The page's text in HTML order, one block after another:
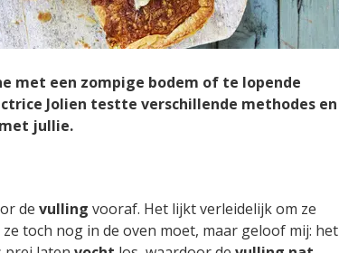
met een zompige bodem of te lopende
Jolien testte verschillende methodes en
jullie.
de vulling vooraf. Het lijkt verleidelijk om ze
toch nog in de oven moet, maar geloof mij: het